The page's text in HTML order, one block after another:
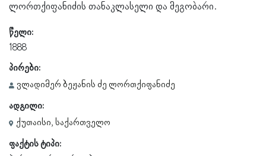
ლორთქიფანიძის თანაკლასელი და მეგობარი.
წელი:
1888
პირები:
ვლადიმერ ბეჟანის ძე ლორთქიფანიძე
ადგილი:
ქუთაისი, საქართველო
ფაქტის ტიპი: